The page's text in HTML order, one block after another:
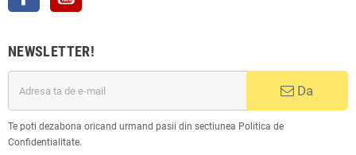
NEWSLETTER!
Da
Te poti dezabona oricand urmand pasii din sectiunea Politica de
Confidentialitate.